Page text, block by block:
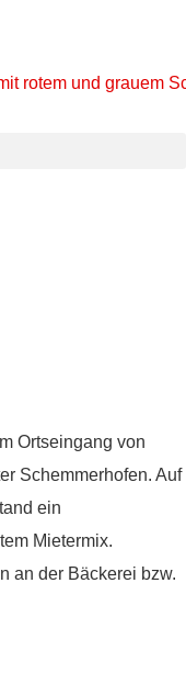
Ortseingang von
Schemmerhofen. Auf
ein
Mietermix.
an der Bäckerei bzw.